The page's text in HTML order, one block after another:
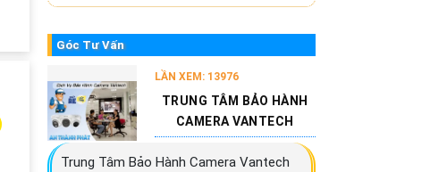
Góc Tư Vấn
LẦN XEM: 13976
TRUNG TÂM BẢO HÀNH
CAMERA VANTECH
Trung Tâm Bảo Hành Camera Vantech